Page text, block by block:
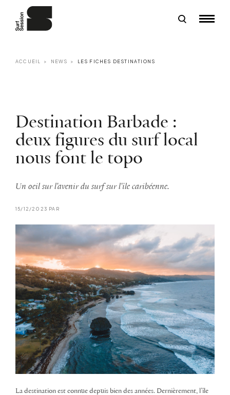
ACCUEIL NEWS LES FICHES DESTINATIONS
Destination Barbade :
deux figures du surf local
nous font le topo
Un oeil sur l'avenir du surf sur l'île caribéenne.
15/12/2023 PAR
La destination est connue depuis bien des années. Dernièrement, l’île